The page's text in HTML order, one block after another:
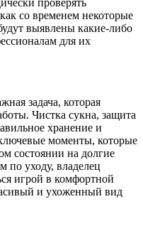
проверять
со временем некоторые
выявлены какие-либо
для их
задача, которая
Чистка сукна, защита
хранение и
моменты, которые
состоянии на долгие
по уходу, владелец
игрой в комфортной
и ухоженный вид